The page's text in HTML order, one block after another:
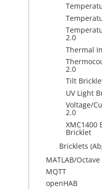
2.0
Thermal
2.0
Tilt
UV Light
Voltage/
2.0
XMC1400
Bricklet
Bricklets
MATLAB/Octave
MQTT
openHAB